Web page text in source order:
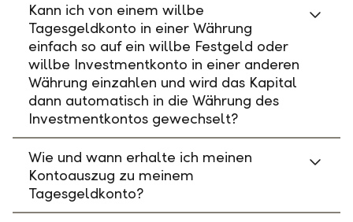
Kann ich von einem willbe
Tagesgeldkonto in einer Währung
einfach so auf ein willbe Festgeld oder
willbe Investmentkonto in einer anderen
Währung einzahlen und wird das Kapital
dann automatisch in die Währung des
Investmentkontos gewechselt?
Wie und wann erhalte ich meinen
Kontoauszug zu meinem
Tagesgeldkonto?